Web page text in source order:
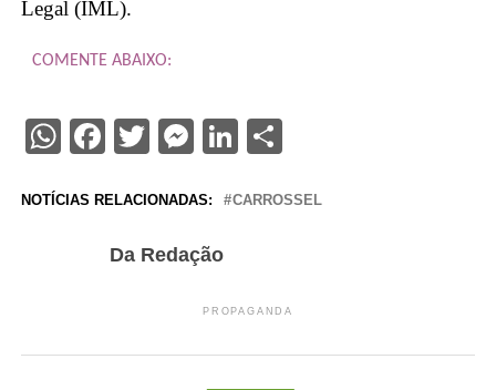
Legal (IML).
COMENTE ABAIXO:
WhatsApp
Facebook
Twitter
Messenger
LinkedIn
Share
NOTÍCIAS RELACIONADAS: CARROSSEL
Da Redação
PROPAGANDA